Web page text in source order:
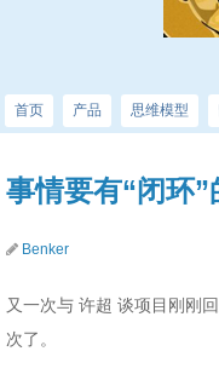
首页 产品 思维模型
事情要有“闭环”
Benker
又一次与 许超 谈项目刚刚
次了。